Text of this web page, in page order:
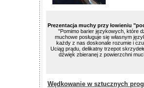
Prezentacja muchy przy łowieniu
"Pomimo barier językowych, które
muchowe posługuje się własnym
każdy z nas doskonale rozumie i
Uciąg prądu, delikatny trzepot
dźwięk zbieranej z powierzchni
Wędkowanie w sztucznych